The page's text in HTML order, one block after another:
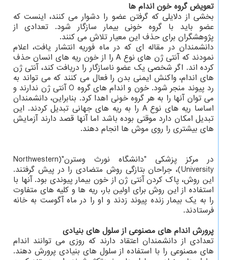
تعویض گروه خون اندام ها
بخشی از دلایلی که گرفتن عضو را دشوار می کنند، اینست که
عضو باید با گروه خونی بیمار سازگار شود. تعدادی از
پژوهشگران برای حذف این معیار تلاش می کنند.
دانشمندان در مقاله ای که در ماه فوریه انتشار یافت، اعلام
نمودند که آنتی ژن های نوع A را از خون ریه های انسان حذف
کرده اند. اگر شخصی یک عضو ناسازگار را دریافت کند، آنتی ژن
های اندام، واکنش ایمنی بدن را فعال می کنند که می تواند به
رد پیوند منجر شود. خون و اندام های گروه O آنتی ژن ندارند و
می توان آنها را به هر گروه خونی اهدا کرد. بنابراین، دانشمندان
اساسا ریه های نوع A را به ریه های جهانی تبدیل کردند. این
تبدیل امکان دارد موقتی بوده باشد اما آنها قصد دارند آزمایش
های بیشتری را روی موش ها انجام دهند.
در مرکز پزشکی "دانشگاه نورث وسترن"(Northwestern
University)، جراحان بتازگی روش متضادی را در پیش گرفتند.
این روش، پاک کردن آنتی ژن از خون بیمار پیوندی بود. آنها با
استفاده از این روش برای اولین بار، ریه ها و کلیه های متفاوت
را به یک بیمار زنده پیوند زدند و او را در ماه آگوست به خانه
فرستادند.
پرورش اندام های مصنوعی از سلول های بنیادی
تعدادی از دانشمندان اعتقاد دارند که روزی می توانند اندام
های مصنوعی را با استفاده از سلول های بنیادی پرورش دهند.